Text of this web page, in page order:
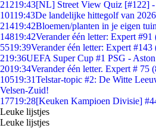
21219:43[NL] Street View Quiz [#122]
10119:43De landelijke hittegolf van 2026
21419:42Bloemen/planten in je eigen
14819:42Verander één letter: Expert #91
5519:39Verander één letter: Expert #143
219:36UEFA Super Cup #1 PSG -
2019:34Verander één letter. Expert # 75
10519:31Telstar-topic #2: De Witte
Velsen-Zuid!
17719:28[Keuken Kampioen Divisie]
Leuke lijstjes
Leuke lijstjes